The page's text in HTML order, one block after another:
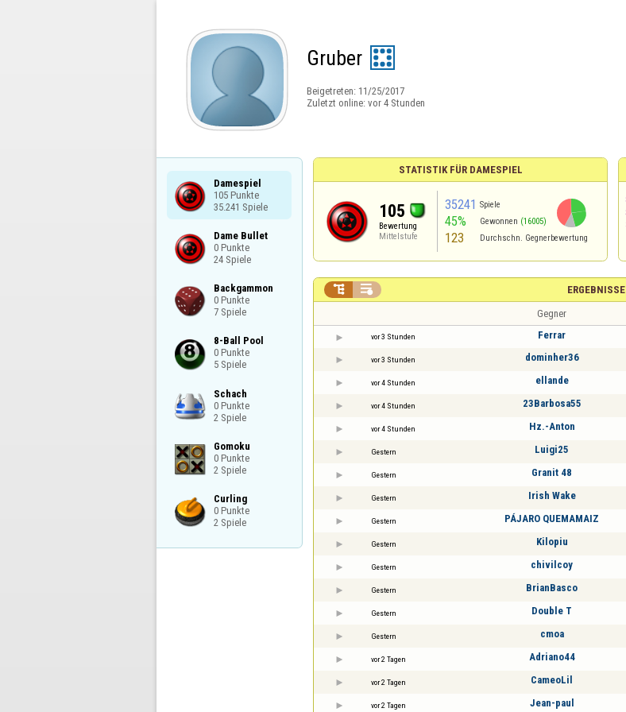
Gruber
Beigetreten: 11/25/2017
Zuletzt online: vor 4 Stunden
Damespiel
105 Punkte
35.241 Spiele
Dame Bullet
0 Punkte
24 Spiele
Backgammon
0 Punkte
7 Spiele
8-Ball Pool
0 Punkte
5 Spiele
Schach
0 Punkte
2 Spiele
Gomoku
0 Punkte
2 Spiele
Curling
0 Punkte
2 Spiele
STATISTIK FÜR DAMESPIEL
105
Bewertung
Mittelstufe
35241 Spiele
45% Gewonnen (16005)
123 Durchschn. Gegnerbewertung
ERGEBNISSE
 
Gegner
vor 3 Stunden Ferrar
vor 3 Stunden dominher36
vor 4 Stunden ellande
vor 4 Stunden 23Barbosa55
vor 4 Stunden Hz.-Anton
Gestern Luigi25
Gestern Granit 48
Gestern Irish Wake
Gestern PÁJARO QUEMAMAIZ
Gestern Kilopiu
Gestern chivilcoy
Gestern BrianBasco
Gestern Double T
Gestern cmoa
vor 2 Tagen Adriano44
vor 2 Tagen CameoLil
vor 2 Tagen Jean-paul